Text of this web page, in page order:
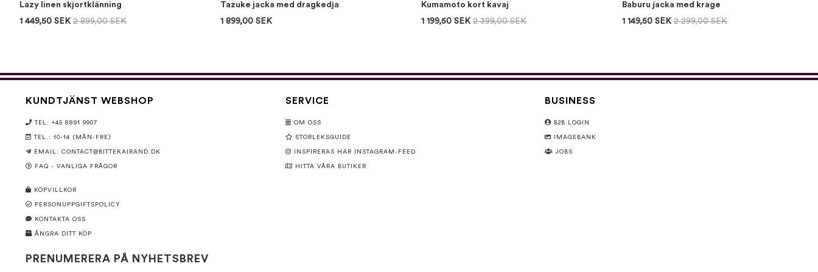
Lazy linen skjortklänning
1 449,50 SEK 2 899,00 SEK
Tazuke jacka med dragkedja
1 899,00 SEK
Kumamoto kort kavaj
1 199,50 SEK 2 399,00 SEK
Baburu jacka med krage
1 149,50 SEK 2 299,00 SEK
KUNDTJÄNST WEBSHOP
TEL: +45 8891 9907
TEL.: 10-14 (MÅN-FRE)
EMAIL: CONTACT@BITTEKAIRAND.DK
FAQ - VANLIGA FRÅGOR
KÖPVILLKOR
PERSONUPPGIFTSPOLICY
KONTAKTA OSS
ÅNGRA DITT KÖP
PRENUMERERA PÅ NYHETSBREV
SERVICE
OM OSS
STORLEKSGUIDE
INSPIRERAS HÄR INSTAGRAM-FEED
HITTA VÅRA BUTIKER
BUSINESS
B2B LOGIN
IMAGEBANK
JOBS